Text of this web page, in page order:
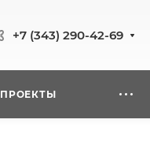
+7 (343) 290-42-69